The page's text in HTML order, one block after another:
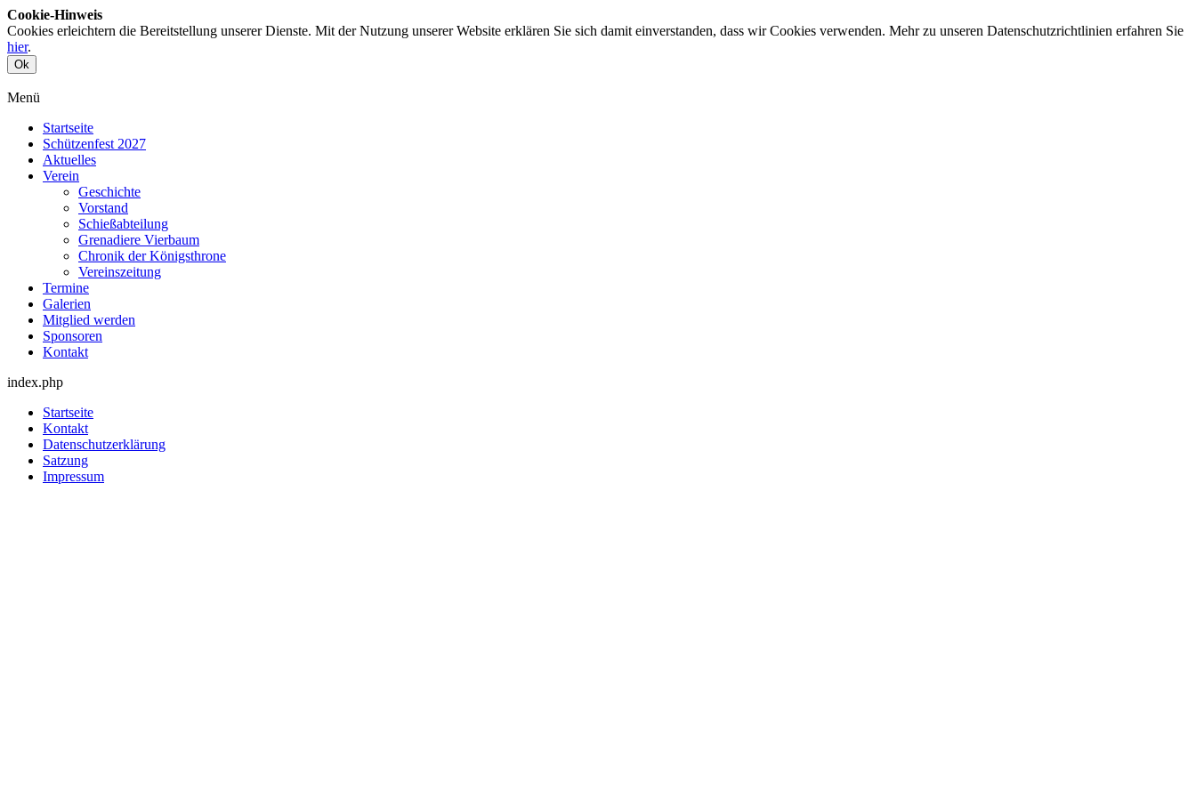
Cookie-Hinweis
Cookies erleichtern die Bereitstellung unserer Dienste. Mit der Nutzung unserer Website erklären Sie sich damit einverstanden, dass wir Cookies verwenden. Mehr zu unseren Datenschutzrichtlinien erfahren Sie
hier.
Ok
Menü
Startseite
Schützenfest 2027
Aktuelles
Verein
Geschichte
Vorstand
Schießabteilung
Grenadiere Vierbaum
Chronik der Königsthrone
Vereinszeitung
Termine
Galerien
Mitglied werden
Sponsoren
Kontakt
index.php
Startseite
Kontakt
Datenschutzerklärung
Satzung
Impressum